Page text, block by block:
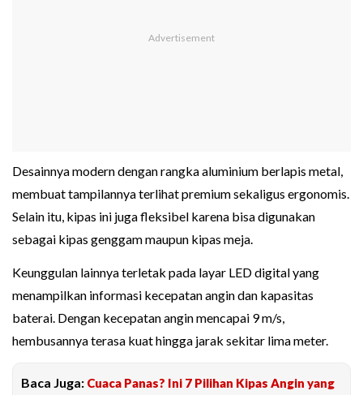
Desainnya modern dengan rangka aluminium berlapis metal,
membuat tampilannya terlihat premium sekaligus ergonomis.
Selain itu, kipas ini juga fleksibel karena bisa digunakan
sebagai kipas genggam maupun kipas meja.
Keunggulan lainnya terletak pada layar LED digital yang
menampilkan informasi kecepatan angin dan kapasitas
baterai. Dengan kecepatan angin mencapai 9 m/s,
hembusannya terasa kuat hingga jarak sekitar lima meter.
Baca Juga: Cuaca Panas? Ini 7 Pilihan Kipas Angin yang